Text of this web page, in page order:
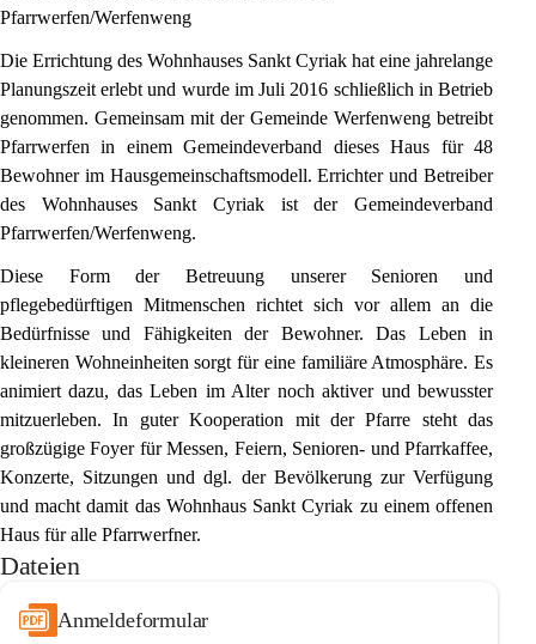
Pfarrwerfen/Werfenweng
Die Errichtung des Wohnhauses Sankt Cyriak hat eine jahrelange
Planungszeit erlebt und wurde im Juli 2016 schließlich in Betrieb
genommen. Gemeinsam mit der Gemeinde Werfenweng betreibt
Pfarrwerfen in einem Gemeindeverband dieses Haus für 48
Bewohner im Hausgemeinschaftsmodell. Errichter und Betreiber
des Wohnhauses Sankt Cyriak ist der Gemeindeverband
Pfarrwerfen/Werfenweng.
Diese Form der Betreuung unserer Senioren und
pflegebedürftigen Mitmenschen richtet sich vor allem an die
Bedürfnisse und Fähigkeiten der Bewohner. Das Leben in
kleineren Wohneinheiten sorgt für eine familiäre Atmosphäre. Es
animiert dazu, das Leben im Alter noch aktiver und bewusster
mitzuerleben. In guter Kooperation mit der Pfarre steht das
großzügige Foyer für Messen, Feiern, Senioren- und Pfarrkaffee,
Konzerte, Sitzungen und dgl. der Bevölkerung zur Verfügung
und macht damit das Wohnhaus Sankt Cyriak zu einem offenen
Haus für alle Pfarrwerfner.
Dateien
Anmeldeformular